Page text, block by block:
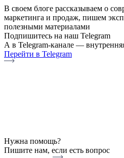
В своем блоге рассказываем о
маркетинга и продаж, пишем
полезными материалами
Подпишитесь на наш Telegram
А в Telegram-канале —
Перейти в Telegram
Нужна помощь?
Пишите нам, если есть вопрос